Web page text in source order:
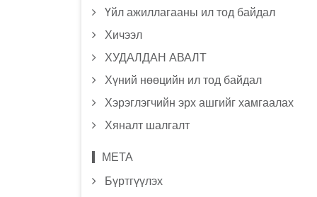
Үйл ажиллагааны ил тод байдал
Хичээл
ХУДАЛДАН АВАЛТ
Хүний нөөцийн ил тод байдал
Хэрэглэгчийн эрх ашгийг хамгаалах
Хяналт шалгалт
МЕТА
Бүртгүүлэх